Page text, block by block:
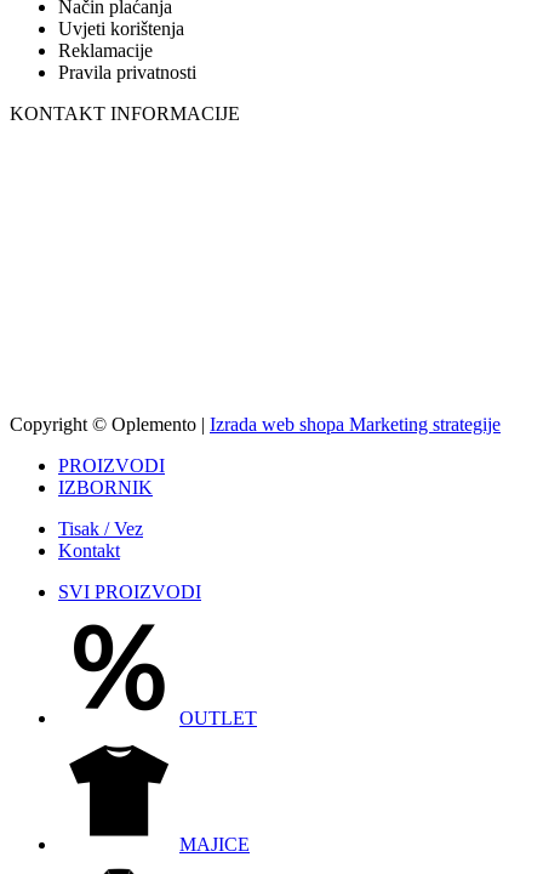
Način plaćanja
Uvjeti korištenja
Reklamacije
Pravila privatnosti
KONTAKT INFORMACIJE
Copyright © Oplemento | Izrada web shopa Marketing strategije
PROIZVODI
IZBORNIK
Tisak / Vez
Kontakt
SVI PROIZVODI
OUTLET
MAJICE